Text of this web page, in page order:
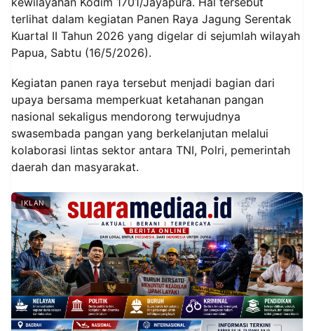
terlihat dalam kegiatan Panen Raya Jagung Serentak
Kuartal II Tahun 2026 yang digelar di sejumlah wilayah
Papua, Sabtu (16/5/2026).
Kegiatan panen raya tersebut menjadi bagian dari
upaya bersama memperkuat ketahanan pangan
nasional sekaligus mendorong terwujudnya
swasembada pangan yang berkelanjutan melalui
kolaborasi lintas sektor antara TNI, Polri, pemerintah
daerah dan masyarakat.
IKLAN